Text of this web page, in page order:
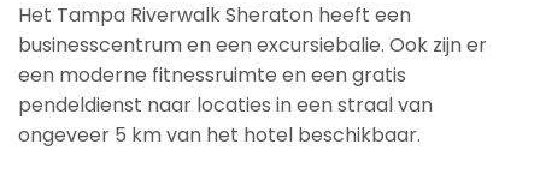
Het Tampa Riverwalk Sheraton heeft een
businesscentrum en een excursiebalie. Ook zijn er
een moderne fitnessruimte en een gratis
pendeldienst naar locaties in een straal van
ongeveer 5 km van het hotel beschikbaar.